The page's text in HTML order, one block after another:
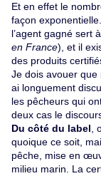
Et en effet le
façon
l’agent gagné sert
en France), et il
des produits
Je dois avouer que
ai longuement
les pêcheurs qui
deux cas le
Du côté du label
quoique ce soit,
pêche, mise en
milieu marin. La